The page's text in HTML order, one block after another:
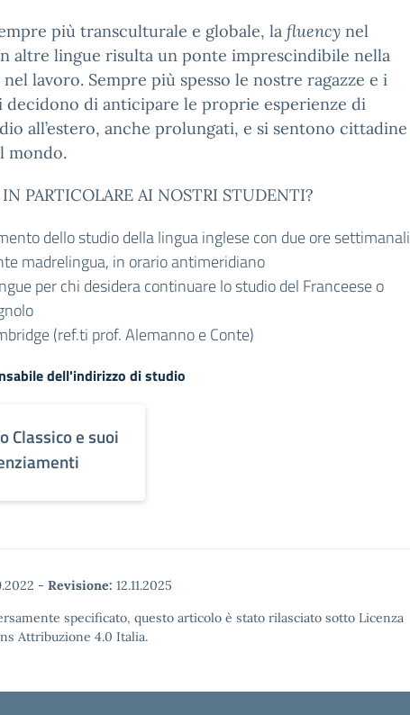
più transculturale e globale, la fluency nel
altre lingue risulta un ponte imprescindibile nella
lavoro. Sempre più spesso le nostre ragazze e i
decidono di anticipare le proprie esperienze di
all’estero, anche prolungati, e si sentono cittadine
mondo.
IN PARTICOLARE AI NOSTRI STUDENTI?
dello studio della lingua inglese con due ore settimanali
madrelingua, in orario antimeridiano
per chi desidera continuare lo studio del Franceese o
(ref.ti prof. Alemanno e Conte)
dell'indirizzo di studio
Classico e suoi
- Revisione: 12.11.2025
specificato, questo articolo è stato rilasciato sotto Licenza
Attribuzione 4.0 Italia.